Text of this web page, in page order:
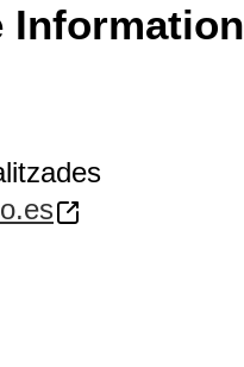
Information